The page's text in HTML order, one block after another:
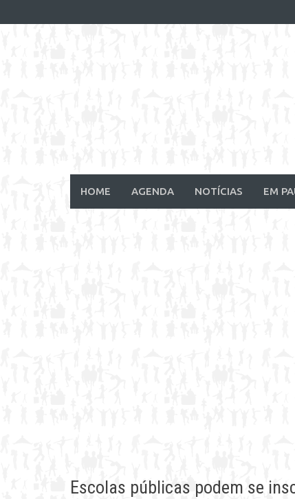
to
HOME AGENDA NOTÍCIAS EM
Escolas públicas podem se